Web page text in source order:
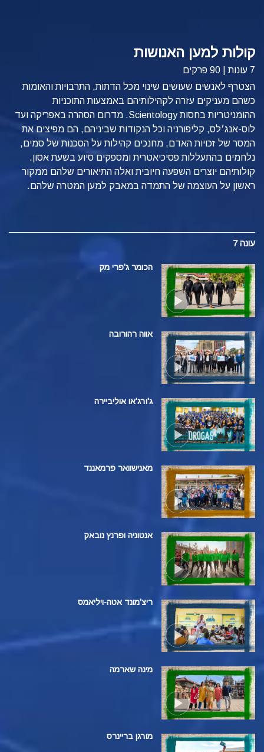
קולות למען האנושות
7 עונות | 90 פרקים
הצטרף לאנשים שעושים שינוי מכל הדתות, התרבויות והאומות
כשהם מעניקים עזרה לקהילותיהם באמצעות התוכניות
ההומניטריות בחסות Scientology. מדרום הסהרה באפריקה ועד
לוס-אנג׳לס, קליפורניה וכל הנקודות שביניהם, הם מפיצים את
המסר של זכויות האדם, מחנכים קהילות על הסכנות של סמים,
נלחמים בהתעללות פסיכיאטרית ומספקים סיוע בשעת אסון.
קולותיהם יוצרים השפעה חיובית ואלה התיאורים שלהם ממקור
ראשון על העוצמה של התמדה במאבק למען המטרה שלהם.
עונה 7
הכומר ג'פרי מק
אווה רהורובה
ג'ורג'או אוליביירה
מאנישוואר פרמאננד
אנטוניה ופרנץ נובאק
ריצ'מונד אטה-ויליאמס
מינה שארמה
מורגן בריינרס